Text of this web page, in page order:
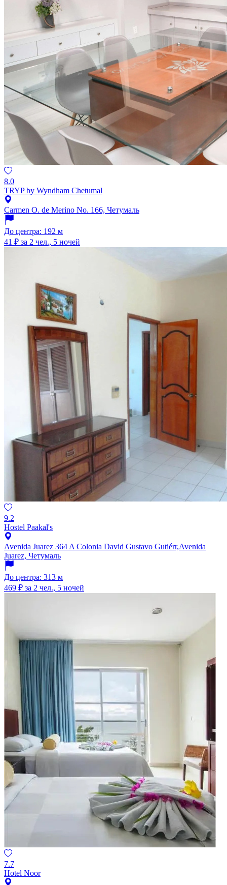
8.0
TRYP by Wyndham Chetumal
Carmen O. de Merino No. 166, Четумаль
До центра: 192 м
41 ₽ за 2 чел., 5 ночей
9.2
Hostel Paakal's
Avenida Juarez 364 A Colonia David Gustavo Gutiérr,Avenida
Juarez, Четумаль
До центра: 313 м
469 ₽ за 2 чел., 5 ночей
7.7
Hotel Noor